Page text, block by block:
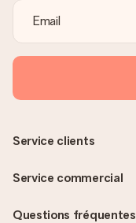
Questions fréquentes
Service clients
Service commercial